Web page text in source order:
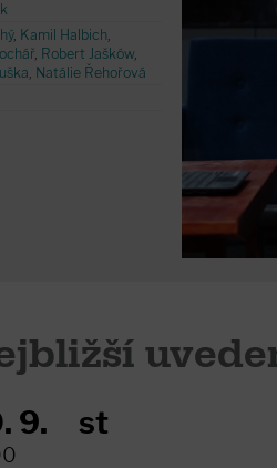
, Kamil Halbich,
, Robert Jašków,
, Natálie Řehořová
9. st